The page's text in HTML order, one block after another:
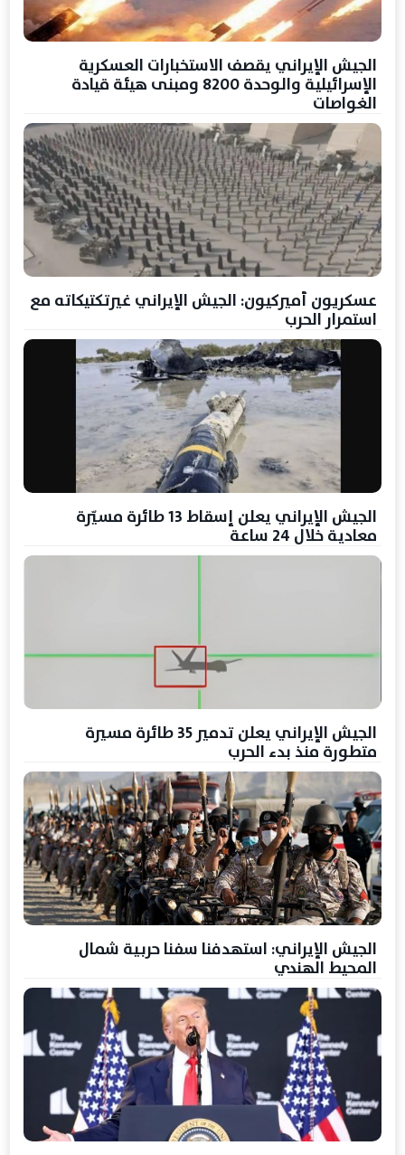
الجيش الإيراني يقصف الاستخبارات العسكرية
الإسرائيلية والوحدة 8200 ومبنى هيئة قيادة
الغواصات
عسكريون أميركيون: الجيش الإيراني غيرتكتيكاته مع
استمرار الحرب
الجيش الإيراني يعلن إسقاط 13 طائرة مسيّرة
معادية خلال 24 ساعة
الجيش الإيراني يعلن تدمير 35 طائرة مسيرة
متطورة منذ بدء الحرب
الجيش الإيراني: استهدفنا سفنا حربية شمال
المحيط الهندي